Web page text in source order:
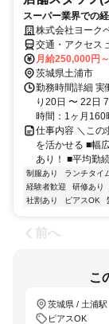
スーパー業界での
株式会社ヨーク
交通・アクセス
月給250,000円
茨城県土浦市
勤務時間詳細 実
り20日 〜 22日
時間：1ヶ月160
仕事内容 ＼この
を活かせる ■幅
あり！ ■平均勤
制服あり ランチタイ
経験者歓迎
研修あり
社割あり
ピアスOK
前へ
こ
茨城県 / 土浦駅
ピアスOK